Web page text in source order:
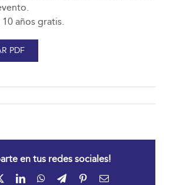
años gratis.
PDF
en tus redes sociales!
LinkedInWhatsApp
TelegramPinterestCorreo